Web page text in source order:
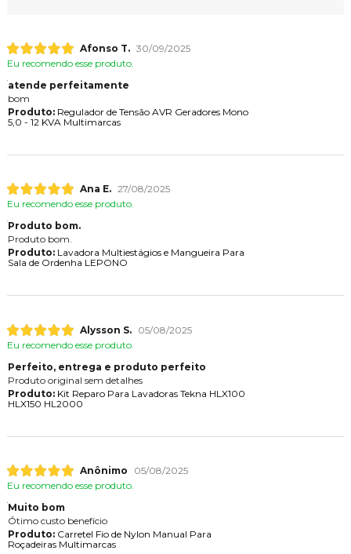
Afonso T. 30/09/2025
Eu recomendo esse produto.
atende perfeitamente
bom
Produto:Regulador de Tensão AVR Geradores Mono
5,0 - 12 KVA Multimarcas
Ana E. 27/08/2025
Eu recomendo esse produto.
Produto bom.
Produto bom.
Produto:Lavadora Multiestágios e Mangueira Para
Sala de Ordenha LEPONO
Alysson S.
05/08/2025
Eu recomendo esse produto.
Perfeito, entrega e produto perfeito
Produto original sem detalhes
Produto:Kit Reparo Para Lavadoras Tekna HLX100
HLX150 HL2000
Anônimo
05/08/2025
Eu recomendo esse produto.
Muito bom
Ótimo custo benefício
Produto:Carretel Fio de Nylon Manual Para
Roçadeiras Multimarcas